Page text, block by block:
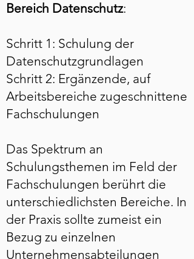
Bereich Datenschutz:
Schritt 1: Schulung der
Datenschutzgrundlagen
Schritt 2: Ergänzende, auf
Arbeitsbereiche zugeschnittene
Fachschulungen
Das Spektrum an
Schulungsthemen im Feld der
Fachschulungen berührt die
unterschiedlichsten Bereiche. In
der Praxis sollte zumeist ein
Bezug zu einzelnen
Unternehmensabteilungen